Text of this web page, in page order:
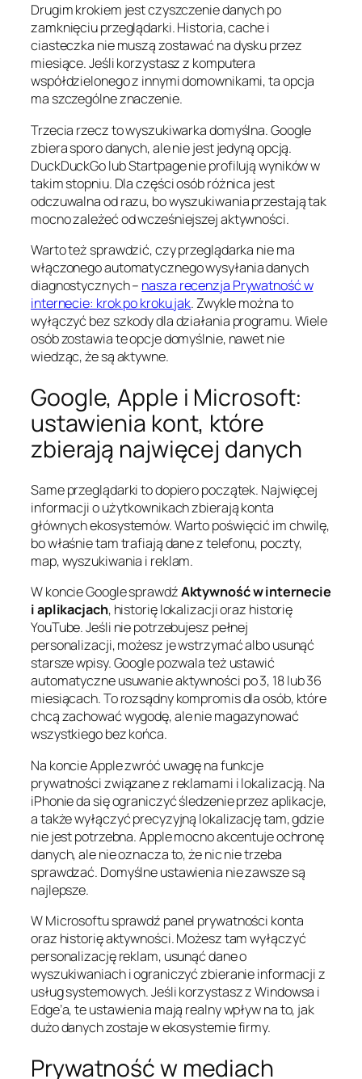
Drugim krokiem jest czyszczenie danych po
zamknięciu przeglądarki. Historia, cache i
ciasteczka nie muszą zostawać na dysku przez
miesiące. Jeśli korzystasz z komputera
współdzielonego z innymi domownikami, ta opcja
ma szczególne znaczenie.
Trzecia rzecz to wyszukiwarka domyślna. Google
zbiera sporo danych, ale nie jest jedyną opcją.
DuckDuckGo lub Startpage nie profilują wyników w
takim stopniu. Dla części osób różnica jest
odczuwalna od razu, bo wyszukiwania przestają tak
mocno zależeć od wcześniejszej aktywności.
Warto też sprawdzić, czy przeglądarka nie ma
włączonego automatycznego wysyłania danych
diagnostycznych – nasza recenzja Prywatność w
internecie: krok po kroku jak. Zwykle można to
wyłączyć bez szkody dla działania programu. Wiele
osób zostawia te opcje domyślnie, nawet nie
wiedząc, że są aktywne.
Google, Apple i Microsoft:
ustawienia kont, które
zbierają najwięcej danych
Same przeglądarki to dopiero początek. Najwięcej
informacji o użytkownikach zbierają konta
głównych ekosystemów. Warto poświęcić im chwilę,
bo właśnie tam trafiają dane z telefonu, poczty,
map, wyszukiwania i reklam.
W koncie Google sprawdźAktywność w internecie
i aplikacjach, historię lokalizacji oraz historię
YouTube. Jeśli nie potrzebujesz pełnej
personalizacji, możesz je wstrzymać albo usunąć
starsze wpisy. Google pozwala też ustawić
automatyczne usuwanie aktywności po 3, 18 lub 36
miesiącach. To rozsądny kompromis dla osób, które
chcą zachować wygodę, ale nie magazynować
wszystkiego bez końca.
Na koncie Apple zwróć uwagę na funkcje
prywatności związane z reklamami i lokalizacją. Na
iPhonie da się ograniczyć śledzenie przez aplikacje,
a także wyłączyć precyzyjną lokalizację tam, gdzie
nie jest potrzebna. Apple mocno akcentuje ochronę
danych, ale nie oznacza to, że nic nie trzeba
sprawdzać. Domyślne ustawienia nie zawsze są
najlepsze.
W Microsoftu sprawdź panel prywatności konta
oraz historię aktywności. Możesz tam wyłączyć
personalizację reklam, usunąć dane o
wyszukiwaniach i ograniczyć zbieranie informacji z
usług systemowych. Jeśli korzystasz z Windowsa i
Edge’a, te ustawienia mają realny wpływ na to, jak
dużo danych zostaje w ekosystemie firmy.
Prywatność w mediach